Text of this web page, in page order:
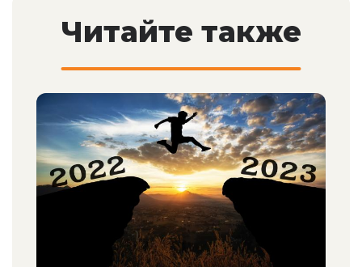
Читайте также